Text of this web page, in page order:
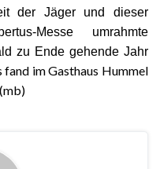
der Jäger und dieser
Messe umrahmte
zu Ende gehende Jahr
fand im Gasthaus Hummel